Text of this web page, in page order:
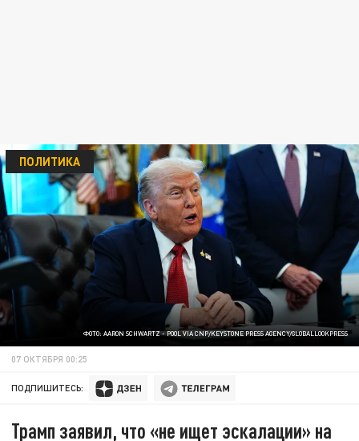
ФОТО: AARON SCHWARTZ - POOL VIA CNP/KEYSTONE PRESS AGENCY/GLOBALLOOKPRESS
ПОЛИТИКА
07 ОКТЯБРЯ 00:25
ПОДПИШИТЕСЬ:
Трамп заявил, что «не ищет эскалации» на